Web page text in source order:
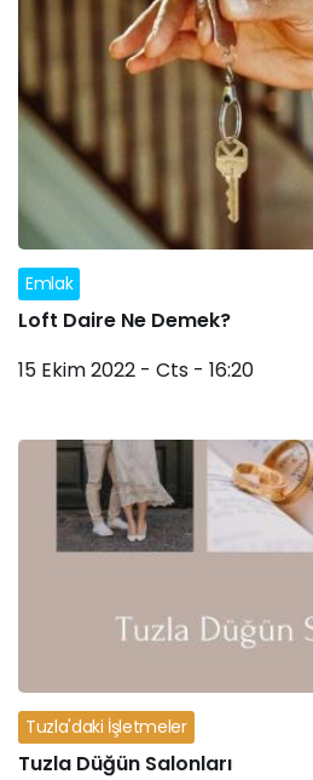
Emlak
Loft Daire Ne Demek?
15 Ekim 2022 - Cts - 16:20
Tuzla'daki İşletmeler
Tuzla Düğün Salonları